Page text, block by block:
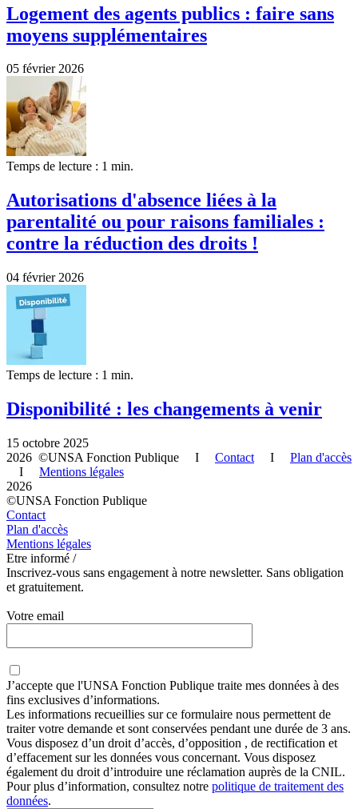
Logement des agents publics : faire sans
moyens supplémentaires
05 février 2026
Temps de lecture : 1 min.
Autorisations d'absence liées à la
parentalité ou pour raisons familiales :
contre la réduction des droits !
04 février 2026
Temps de lecture : 1 min.
Disponibilité : les changements à venir
15 octobre 2025
2026 ©UNSA Fonction Publique I Contact I Plan d'accès
I Mentions légales
2026
©UNSA Fonction Publique
Contact
Plan d'accès
Mentions légales
Etre informé /
Inscrivez-vous sans engagement à notre newsletter. Sans obligation
et gratuitement.
Votre email
J’accepte que l'UNSA Fonction Publique traite mes données à des
fins exclusives d’informations.
Les informations recueillies sur ce formulaire nous permettent de
traiter votre demande et sont conservées pendant une durée de 3 ans.
Vous disposez d’un droit d’accès, d’opposition , de rectification et
d’effacement sur les données vous concernant. Vous disposez
également du droit d’introduire une réclamation auprès de la CNIL.
Pour plus d’information, consultez notre politique de traitement des
données.